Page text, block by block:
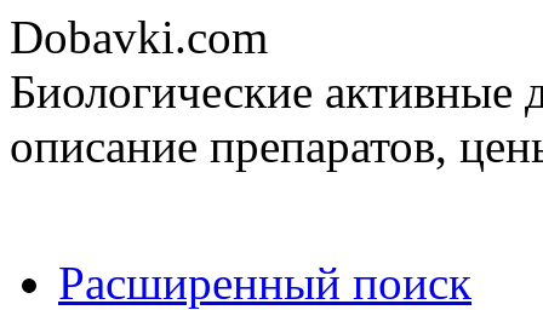
Dobavki.com
Биологические активные
описание препаратов,
Расширенный поиск